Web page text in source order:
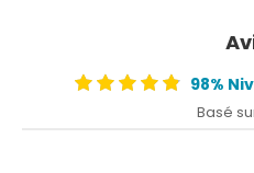
98%
Basé